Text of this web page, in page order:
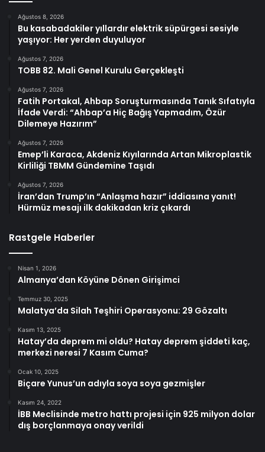
Ağustos 8, 2026
Bu kasabadakiler yıllardır elektrik süpürgesi sesiyle
yaşıyor: Her yerden duyuluyor
Ağustos 7, 2026
TOBB 82. Mali Genel Kurulu Gerçekleşti
Ağustos 7, 2026
Fatih Portakal, Ahbap Soruşturmasında Tanık Sıfatıyla
İfade Verdi: “Ahbap’a Hiç Bağış Yapmadım, Özür
Dilemeye Hazırım”
Ağustos 7, 2026
Emep’li Karaca, Akdeniz Kıyılarında Artan Mikroplastik
Kirliliği TBMM Gündemine Taşıdı
Ağustos 7, 2026
İran’dan Trump’ın “Anlaşma hazır” iddiasına yanıt!
Hürmüz mesajı ilk dakikadan kriz çıkardı
Rastgele Haberler
Nisan 1, 2026
Almanya’dan Köyüne Dönen Girişimci
Temmuz 30, 2025
Malatya’da Silah Teşhiri Operasyonu: 29 Gözaltı
Kasım 13, 2025
Hatay’da deprem mi oldu? Hatay deprem şiddeti kaç,
merkezi neresi 7 Kasım Cuma?
Ocak 10, 2025
Biçare Yunus’un adıyla soya soya gezmişler
Kasım 24, 2022
İBB Meclisinde metro hattı projesi için 925 milyon dolar
dış borçlanmaya onay verildi